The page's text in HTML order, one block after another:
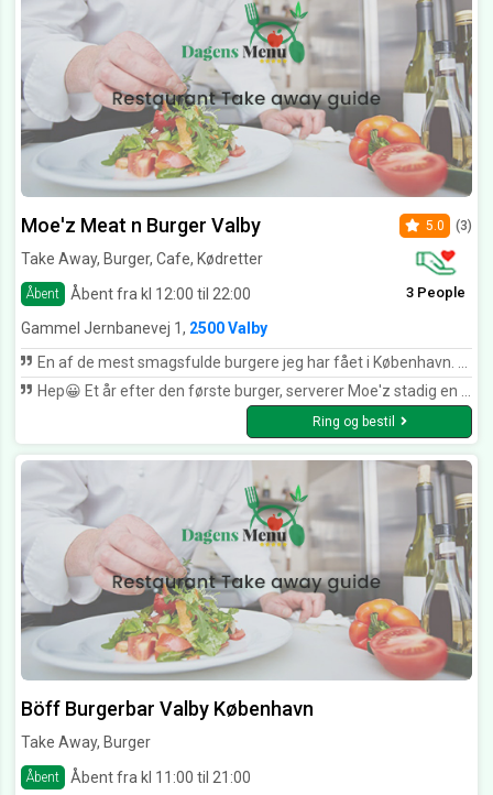
Moe'z Meat n Burger Valby
Take Away, Burger, Cafe, Kødretter
Åbent Åbent fra kl 12:00 til 22:00
5.0 (3)
3 People
Gammel Jernbanevej 1, 2500 Valby
En af de mest smagsfulde burgere jeg har fået i København. Kombinationen af krydderier og det gode kød giver en rigtig lækker smag. Vi siger tak for en god oplevelse og kommer gerne igen.
Hep😀 Et år efter den første burger, serverer Moe'z stadig en af de absolut bedste burgere i byen: "smoking gun" Fik en burger, næsten dobbelt så dyr på gasolin, halvt så stor og ikke engang halvt så god. Smoking gun stikker alt. Mvh Morten
Ring og bestil
Böff Burgerbar Valby København
Take Away, Burger
Åbent
Åbent fra kl 11:00 til 21:00